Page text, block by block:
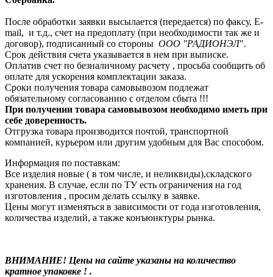
После обработки заявки высылается (передается) по факсу, E-
mail, и т.д., счет на предоплату (при необходимости так же и
договор), подписанный со стороны ООО "РАДИОНЭЛ".
Срок действия счета указывается в нем при выписке.
Оплатив счет по безналичному расчету , просьба сообщить об
оплате для ускорения комплектации заказа.
Сроки получения товара самовывозом подлежат
обязательному согласованию с отделом сбыта !!!
При получении товара самовывозом необходимо иметь при
себе доверенность.
Отгрузка товара производится почтой, транспортной
компанией, курьером или другим удобным для Вас способом.
Информация по поставкам:
Все изделия новые ( в том числе, и неликвиды),складского
хранения. В случае, если по ТУ есть ограничения на год
изготовления , просим делать ссылку в заявке.
Цены могут изменяться в зависимости от года изготовления,
количества изделий, а также конъюнктуры рынка.
ВНИМАНИЕ! Цены на сайте указаны на количество
кратное упаковке ! .